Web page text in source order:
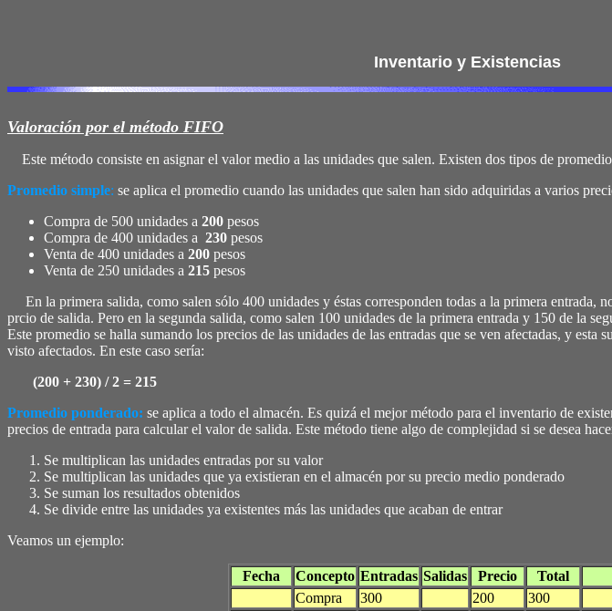
Inventario y Existencias
Valoración por el método FIFO
Este método consiste en asignar el valor medio a las unidades que salen. Existen dos tipos de
Promedio simple: se aplica el promedio cuando las unidades que salen han sido adquiridas a varios
Compra de 500 unidades a 200 pesos
Compra de 400 unidades a 230 pesos
Venta de 400 unidades a 200 pesos
Venta de 250 unidades a 215 pesos
En la primera salida, como salen sólo 400 unidades y éstas corresponden todas a la primera entrada,
prcio de salida. Pero en la segunda salida, como salen 100 unidades de la primera entrada y 150 de la
Este promedio se halla sumando los precios de las unidades de las entradas que se ven afectadas, y esta
visto afectados. En este caso sería:
(200 + 230) / 2 = 215
Promedio ponderado: se aplica a todo el almacén. Es quizá el mejor método para el inventario de
precios de entrada para calcular el valor de salida. Este método tiene algo de complejidad si se desea
Se multiplican las unidades entradas por su valor
Se multiplican las unidades que ya existieran en el almacén por su precio medio ponderado
Se suman los resultados obtenidos
Se divide entre las unidades ya existentes más las unidades que acaban de entrar
Veamos un ejemplo:
Fecha Concepto Entradas Salidas Precio Total
Compra
300 200 300